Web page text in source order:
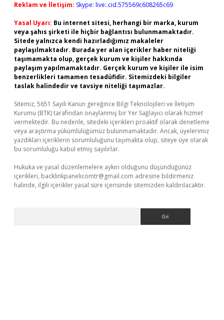
Reklam ve İletişim: Skype: live:.cid.575569c608265c69
Yasal Uyarı: Bu internet sitesi, herhangi bir marka, kurum
veya şahıs şirketi ile hiçbir bağlantısı bulunmamaktadır.
Sitede yalnızca kendi hazırladığımız makaleler
paylaşılmaktadır. Burada yer alan içerikler haber niteliği
taşımamakta olup, gerçek kurum ve kişiler hakkında
paylaşım yapılmamaktadır. Gerçek kurum ve kişiler ile isim
benzerlikleri tamamen tesadüfidir. Sitemizdeki bilgiler
taslak halindedir ve tavsiye niteliği taşımazlar.
Sitemiz, 5651 Sayılı Kanun gereğince Bilgi Teknolojileri ve İletişim
Kurumu (BTK) tarafından onaylanmış bir Yer Sağlayıcı olarak hizmet
vermektedir. Bu nedenle, sitedeki içerikleri proaktif olarak denetleme
veya araştırma yükümlülüğümüz bulunmamaktadır. Ancak, üyelerimiz
yazdıkları içeriklerin sorumluluğunu taşımakta olup, siteye üye olarak
bu sorumluluğu kabul etmiş sayılırlar.
Hukuka ve yasal düzenlemelere aykırı olduğunu düşündüğünüz
içerikleri, backlinkpanelicomtr@gmail.com adresine bildirmeniz
halinde, ilgili içerikler yasal süre içerisinde sitemizden kaldırılacaktır.